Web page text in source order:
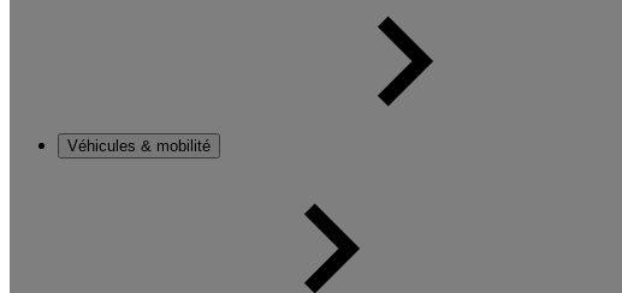
Véhicules & mobilité